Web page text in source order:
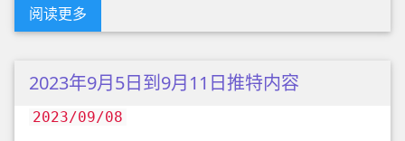
阅读更多
2023年9月5日到9月11日推特内容
2023/09/08